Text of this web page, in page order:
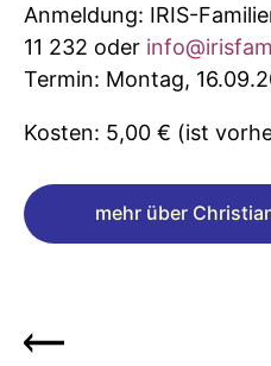
Anmeldung: IRIS-
11 232 oder
Termin: Montag,
Kosten: 5,00 € (ist
mehr über